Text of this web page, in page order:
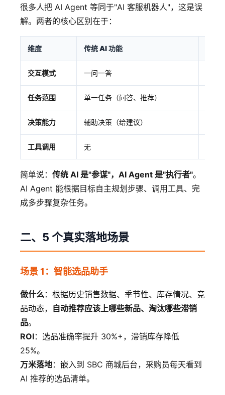
很多人把 AI Agent 等同于"AI 客服机器人"，这是误
解。两者的核心区别在于：
维度 传统 AI 功能
交互模式 一问一答
任务范围 单一任务（问答、推荐）
决策能力 辅助决策（给建议）
工具调用 无
简单说： 传统 AI 是"参谋"，AI Agent 是"执行者"。
AI Agent 能根据目标自主规划步骤、调用工具、完
成多步骤复杂任务。
二、5 个真实落地场景
场景 1：智能选品助手
做什么：根据历史销售数据、季节性、库存情况、竞
品动态， 自动推荐应该上哪些新品、淘汰哪些滞销
品。
ROI：选品准确率提升 30%+，滞销库存降低
25%。
万米落地：嵌入到 SBC 商城后台，采购员每天看到
AI 推荐的选品清单。